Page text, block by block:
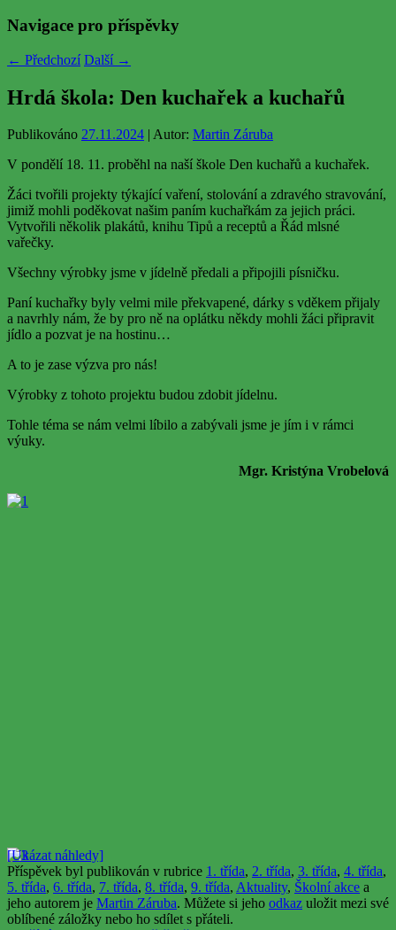
Navigace pro příspěvky
← Předchozí Další →
Hrdá škola: Den kuchařek a kuchařů
Publikováno 27.11.2024 | Autor: Martin Záruba
V pondělí 18. 11. proběhl na naší škole Den kuchařů a kuchařek.
Žáci tvořili projekty týkající vaření, stolování a zdravého stravování,
jimiž mohli poděkovat našim paním kuchařkám za jejich práci.
Vytvořili několik plakátů, knihu Tipů a receptů a Řád mlsné
vařečky.
Všechny výrobky jsme v jídelně předali a připojili písničku.
Paní kuchařky byly velmi mile překvapené, dárky s vděkem přijaly
a navrhly nám, že by pro ně na oplátku někdy mohli žáci připravit
jídlo a pozvat je na hostinu…
A to je zase výzva pro nás!
Výrobky z tohoto projektu budou zdobit jídelnu.
Tohle téma se nám velmi líbilo a zabývali jsme je jím i v rámci
výuky.
Mgr. Kristýna Vrobelová
[Ukázat náhledy]
Příspěvek byl publikován v rubrice 1. třída, 2. třída, 3. třída, 4. třída,
5. třída, 6. třída, 7. třída, 8. třída, 9. třída, Aktuality, Školní akce a
jeho autorem je Martin Záruba. Můžete si jeho odkaz uložit mezi své
oblíbené záložky nebo ho sdílet s přáteli.